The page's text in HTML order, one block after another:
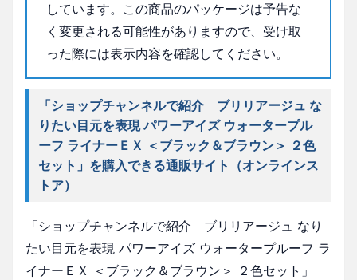
しています。この商品のパッケージは予告な
く変更される可能性がありますので、受け取
った際には表示内容を確認してください。
「ショップチャンネルで紹介 ブリリアージュ な
りたい目元を表現 パワーアイズ ウォータープル
ーフ ライナーＥＸ ＜ブラック＆ブラウン＞ ２色
セット」を購入できる通販サイト（オンラインス
トア）
「ショップチャンネルで紹介 ブリリアージュ なり
たい目元を表現 パワーアイズ ウォータープルーフ ラ
イナーＥＸ ＜ブラック＆ブラウン＞ ２色セット」